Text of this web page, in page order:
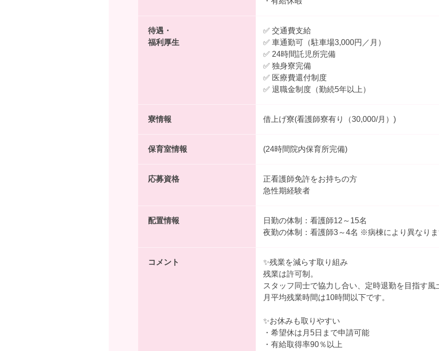
待遇・
福利厚生
✅ 交通費支給
✅ 車通勤可（駐車場3,000円／月）
✅ 24時間託児所完備
✅ 独身寮完備
✅ 医療費還付制度
✅ 退職金制度（勤続5年以上）
寮情報 借上げ寮(看護師寮有り（30,000/月）)
保育室情報 (24時間院内保育所完備)
応募資格
正看護師免許をお持ちの方
急性期経験者
配置情報
日勤の体制：看護師12～15名
夜勤の体制：看護師3～4名 ※病棟により異なり
コメント
✨残業を減らす取り組み
残業は許可制。
スタッフ同士で協力し合い、定時退勤を目指す風
月平均残業時間は10時間以下です。
✨お休みも取りやすい
・希望休は月5日まで申請可能
・有給取得率90％以上